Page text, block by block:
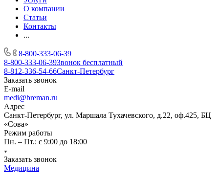
О компании
Статьи
Контакты
...
8-800-333-06-39
8-800-333-06-39Звонок бесплатный
8-812-336-54-66Санкт-Петербург
Заказать звонок
E-mail
medi@breman.ru
Адрес
Санкт-Петербург, ул. Маршала Тухачевского, д.22, оф.425, БЦ
«Сова»
Режим работы
Пн. – Пт.: с 9:00 до 18:00
Заказать звонок
Медицина